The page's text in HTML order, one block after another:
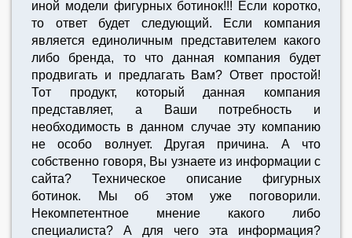
иной модели фигурных ботинок!!! Если коротко,
то ответ будет следующий. Если компания
является единоличным представителем какого
либо бренда, то что данная компания будет
продвигать и предлагать Вам? Ответ простой!
Тот продукт, который данная компания
представляет, а Ваши потребность и
необходимость в данном случае эту компанию
не особо волнует. Другая причина. А что
собственно говоря, Вы узнаете из информации с
сайта? Техническое описание фигурных
ботинок. Мы об этом уже поговорили.
Некомпетентное мнение какого либо
специалиста? А для чего эта информация?